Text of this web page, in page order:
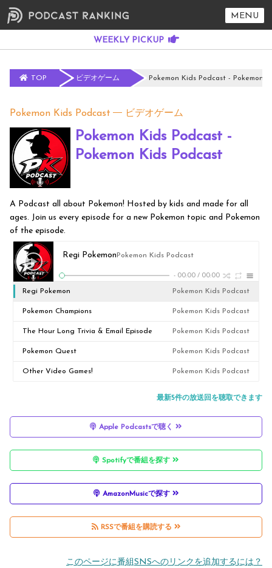
MENU
TOP ビデオゲーム Pokemon Kids Podcast - Pokemon
Pokemon Kids Podcast ビデオゲーム
Pokemon Kids Podcast -
Pokemon Kids Podcast
A Podcast all about Pokemon! Hosted by kids and made for all
ages. Join us every episode for a new Pokemon topic and Pokemon
of the episode.
Regi Pokemon Pokemon Kids Podcast
- 00:00 / 00:00
Regi Pokemon Pokemon Kids Podcast
Pokemon Champions Pokemon Kids Podcast
The Hour Long Trivia & Email Episode Pokemon Kids Podcast
Pokemon Quest Pokemon Kids Podcast
Other Video Games! Pokemon Kids Podcast
最新5件の放送回を聴取できます
Apple Podcastsで聴く
Spotifyで番組を探す
AmazonMusicで探す
RSSで番組を購読する
このページに番組SNSへのリンクを追加するには？